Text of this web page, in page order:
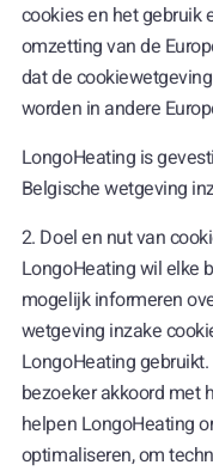
cookies en het gebruik
omzetting van de
dat de
worden in andere
LongoHeating is
Belgische wetgeving
2. Doel en nut van
LongoHeating wil elke
mogelijk informeren
wetgeving inzake
LongoHeating
bezoeker akkoord met
helpen LongoHeating
optimaliseren, om